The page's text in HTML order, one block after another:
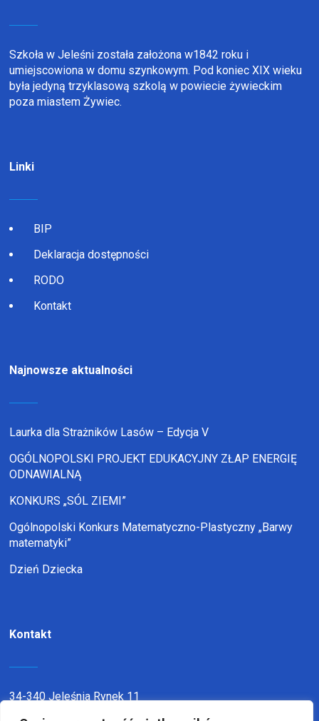
Szkoła w Jeleśni została założona w1842 roku i
umiejscowiona w domu szynkowym. Pod koniec XIX wieku
była jedyną trzyklasową szkolą w powiecie żywieckim
poza miastem Żywiec.
Linki
BIP
Deklaracja dostępności
RODO
Kontakt
Najnowsze aktualności
Laurka dla Strażników Lasów – Edycja V
OGÓLNOPOLSKI PROJEKT EDUKACYJNY ZŁAP ENERGIĘ
ODNAWIALNĄ
KONKURS „SÓL ZIEMI”
Ogólnopolski Konkurs Matematyczno-Plastyczny „Barwy
matematyki”
Dzień Dziecka
Kontakt
34-340 Jeleśnia Rynek 11